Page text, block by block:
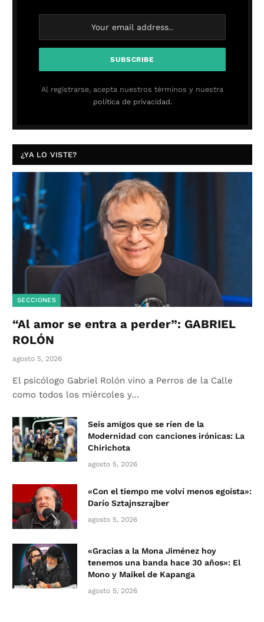
Al registrarse, acepta nuestros términos y nuestra
política de privacidad.
¿YA LO VISTE?
SECCIONES
“Al amor se entra a perder”: GABRIEL
ROLÓN
agosto 5, 2026
El psicólogo Gabriel Rolón vino a Perros de la Calle
como todos los miércoles y…
Seis amigos que se ríen de la
Modernidad con canciones irónicas: La
Chirichota
agosto 5, 2026
«Con el tiempo me volví menos egoísta»:
Darío Sztajnszrajber
agosto 5, 2026
«Gracias a la Mona Jiménez hoy
tenemos una banda hace 30 años»: El
Mono y Maikel de Kapanga
agosto 5, 2026